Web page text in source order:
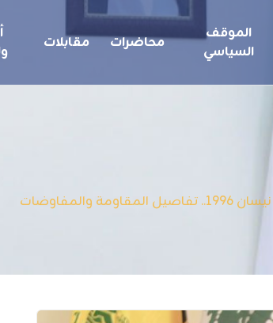
الموقف
السياسي
محاضرات مقابلات